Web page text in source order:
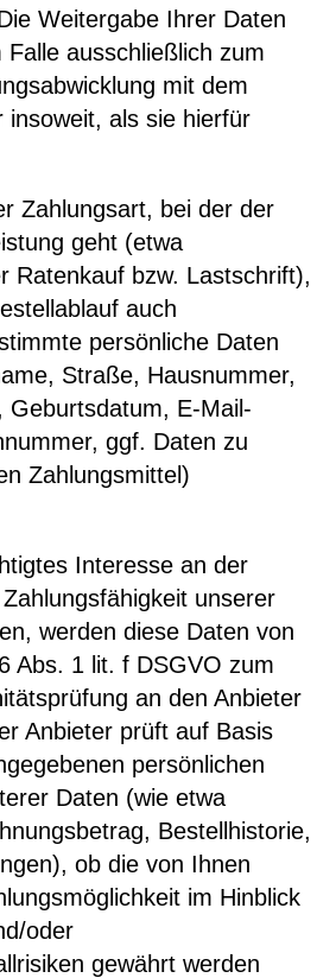
Weitergabe Ihrer Daten
ausschließlich zum
mit dem
insoweit, als sie hierfür
Zahlungsart, bei der der
geht (etwa
Ratenkauf bzw. Lastschrift),
auch
persönliche Daten
Straße, Hausnummer,
Geburtsdatum, E-Mail-
ggf. Daten zu
Zahlungsmittel)
Interesse an der
unserer
werden diese Daten von
Abs. 1 lit. f DSGVO zum
an den Anbieter
Anbieter prüft auf Basis
persönlichen
Daten (wie etwa
Bestellhistorie,
ob die von Ihnen
im Hinblick
oder
gewährt werden